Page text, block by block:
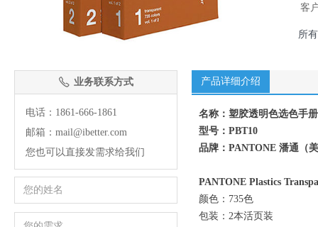
ꂅ 业务联系方式
电话：1861-666-1861
邮箱：mail@ibetter.com
您也可以直接发需求给我们
客
名称：塑胶透明色选色手册
型号：PBT10
品牌：PANTONE 潘通（
PANTONE Plastics
颜色：735色
包装：2本活页装
产品详细介绍
所